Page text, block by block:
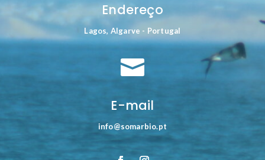
Endereço
Lagos, Algarve - Portugal

E-mail
info@somarbio.pt